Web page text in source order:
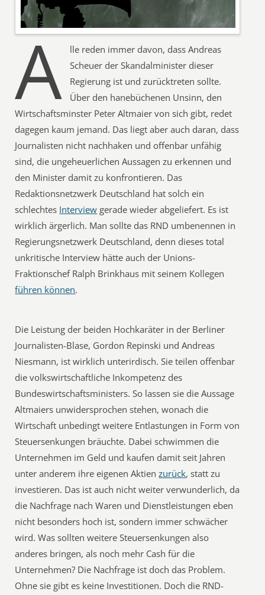
A
lle reden immer davon, dass Andreas
Scheuer der Skandalminister dieser
Regierung ist und zurücktreten sollte.
Über den hanebüchenen Unsinn, den
Wirtschaftsminster Peter Altmaier von sich gibt, redet
dagegen kaum jemand. Das liegt aber auch daran, dass
Journalisten nicht nachhaken und offenbar unfähig
sind, die ungeheuerlichen Aussagen zu erkennen und
den Minister damit zu konfrontieren. Das
Redaktionsnetzwerk Deutschland hat solch ein
schlechtes Interview gerade wieder abgeliefert. Es ist
wirklich ärgerlich. Man sollte das RND umbenennen in
Regierungsnetzwerk Deutschland, denn dieses total
unkritische Interview hätte auch der Unions-
Fraktionschef Ralph Brinkhaus mit seinem Kollegen
führen können.
Die Leistung der beiden Hochkaräter in der Berliner
Journalisten-Blase, Gordon Repinski und Andreas
Niesmann, ist wirklich unterirdisch. Sie teilen offenbar
die volkswirtschaftliche Inkompetenz des
Bundeswirtschaftsministers. So lassen sie die Aussage
Altmaiers unwidersprochen stehen, wonach die
Wirtschaft unbedingt weitere Entlastungen in Form von
Steuersenkungen bräuchte. Dabei schwimmen die
Unternehmen im Geld und kaufen damit seit Jahren
unter anderem ihre eigenen Aktienzurück, statt zu
investieren. Das ist auch nicht weiter verwunderlich, da
die Nachfrage nach Waren und Dienstleistungen eben
nicht besonders hoch ist, sondern immer schwächer
wird. Was sollten weitere Steuersenkungen also
anderes bringen, als noch mehr Cash für die
Unternehmen? Die Nachfrage ist doch das Problem.
Ohne sie gibt es keine Investitionen. Doch die RND-